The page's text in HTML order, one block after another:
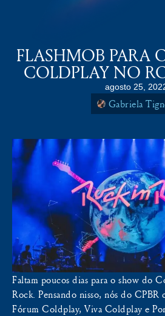
FLASHMOB PARA
COLDPLAY NO
agosto 25,
Gabriela
Faltam poucos dias para o show do
Rock. Pensando nisso, nós do CPBR
Fórum Coldplay, Viva Coldplay e